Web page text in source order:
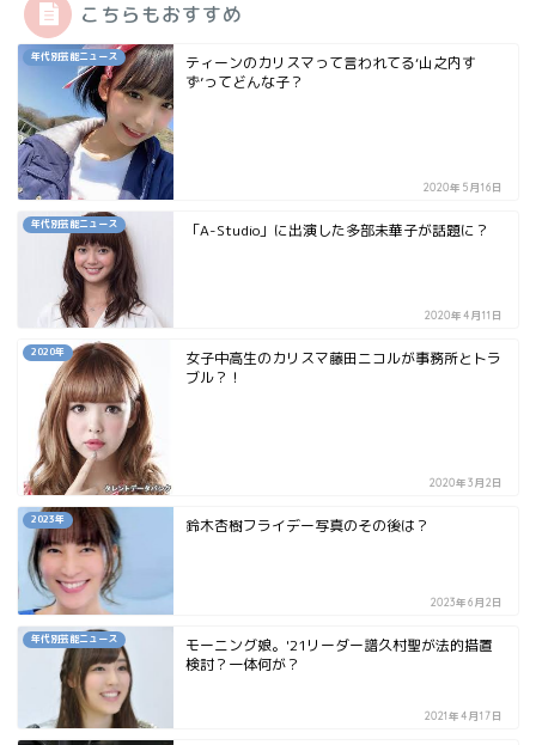
こちらもおすすめ
年代別芸能ニュース
ティーンのカリスマって言われてる‘山之内す
ず’ってどんな子？
2020年5月16日
年代別芸能ニュース 「A-Studio」に出演した多部未華子が話題に？
2020年4月11日
2020年
女子中高生のカリスマ藤田ニコルが事務所とトラ
ブル？！
2020年3月2日
2023年 鈴木杏樹フライデー写真のその後は？
2023年6月2日
年代別芸能ニュース
モーニング娘。'21リーダー譜久村聖が法的措置
検討？一体何が？
2021年4月17日